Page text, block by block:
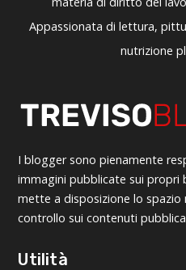
Appassionata di lettura,
nutrizione
I blogger sono pienamente
immagini pubblicate sui propri
mette a disposizione lo
controllo sui contenuti
Utilità